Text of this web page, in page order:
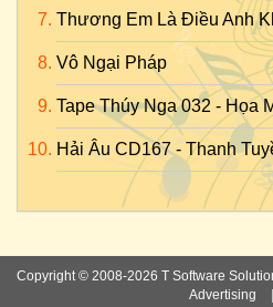
Thương Em Là Điều Anh
Vô Ngại Pháp
Tape Thúy Nga 032 - Họa
Hải Âu CD167 - Thanh
Copyright © 2008-2026 T Software
Advertising